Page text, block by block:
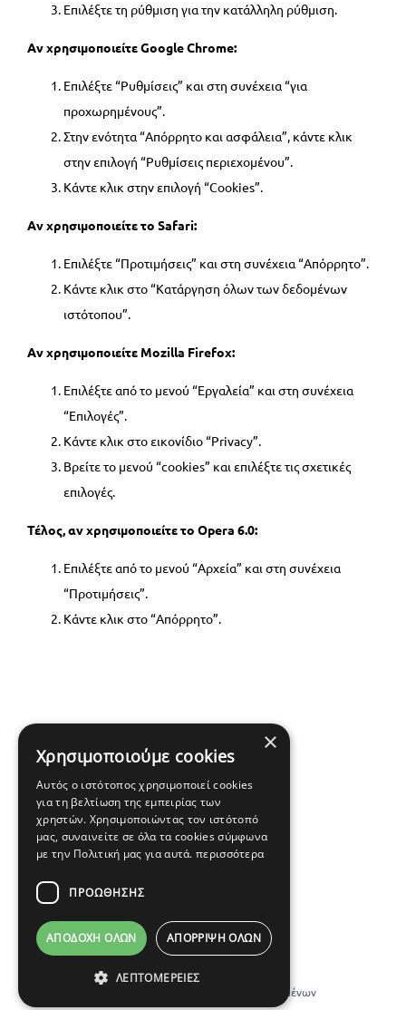
Επιλέξτε τη ρύθμιση για την κατάλληλη ρύθμιση.
Αν χρησιμοποιείτε Google Chrome:
Επιλέξτε “Ρυθμίσεις” και στη συνέχεια “για
προχωρημένους”.
Στην ενότητα “Απόρρητο και ασφάλεια”, κάντε κλικ
στην επιλογή “Ρυθμίσεις περιεχομένου”.
Κάντε κλικ στην επιλογή “Cookies”.
Αν χρησιμοποιείτε το Safari:
Επιλέξτε “Προτιμήσεις” και στη συνέχεια “Απόρρητο”.
Κάντε κλικ στο “Κατάργηση όλων των δεδομένων
ιστότοπου”.
Αν χρησιμοποιείτε Mozilla Firefox:
Επιλέξτε από το μενού “Εργαλεία” και στη συνέχεια
“Επιλογές”.
Κάντε κλικ στο εικονίδιο “Privacy”.
Βρείτε το μενού “cookies” και επιλέξτε τις σχετικές
επιλογές.
Τέλος, αν χρησιμοποιείτε το Opera 6.0:
Επιλέξτε από το μενού “Αρχεία” και στη συνέχεια
“Προτιμήσεις”.
Κάντε κλικ στο “Απόρρητο”.
© Copyright 2012 -
2026
Κατασκευή ιστοσελίδων Icop
Προστασία Προσωπικών Δεδομένων
×
Χρησιμοποιούμε cookies
Αυτός ο ιστότοπος χρησιμοποιεί cookies
για τη βελτίωση της εμπειρίας των
χρηστών. Χρησιμοποιώντας τον ιστότοπό
μας, συναινείτε σε όλα τα cookies σύμφωνα
με την Πολιτική μας για αυτά. περισσότερα
ΠΡΟΩΘΗΣΗΣ
ΑΠΟΔΟΧΉ ΌΛΩΝ ΑΠΌΡΡΙΨΗ ΌΛΩΝ
ΛΕΠΤΟΜΈΡΕΙΕΣ